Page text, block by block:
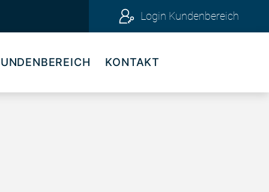
Login Kundenbereich
KONTAKT